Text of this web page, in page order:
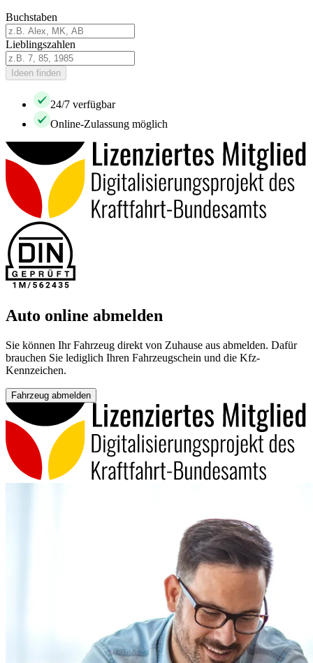
Buchstaben
Lieblingszahlen
Ideen finden
24/7 verfügbar
Online-Zulassung möglich
Auto online abmelden
Sie können Ihr Fahrzeug direkt von Zuhause aus abmelden. Dafür
brauchen Sie lediglich Ihren Fahrzeugschein und die Kfz-
Kennzeichen.
Fahrzeug abmelden